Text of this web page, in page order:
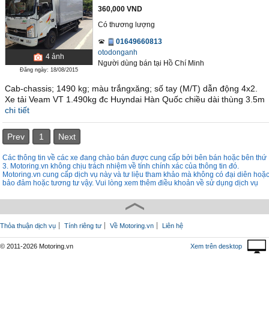
4 ảnh
Đăng ngày: 18/08/2015
360,000 VND
Có thương lượng
01649660813
otodonganh
Người dùng bán tại Hồ Chí Minh
Cab-chassis; 1490 kg; màu trắngxăng; số tay (M/T) dẫn động 4x2.
Xe tải Veam VT 1.490kg đc Huyndai Hàn Quốc chiều dài thùng 3.5m
chi tiết
Prev 1 Next
Các thông tin về các xe đang chào bán được cung cấp bởi bên bán hoặc bên thứ
3. Motoring.vn không chịu trách nhiệm về tính chính xác của thông tin đó.
Motoring.vn cung cấp dịch vụ này và tư liệu tham khảo mà không có đại diên hoặc
bảo đảm hoặc tương tư vậy. Vui lòng xem thêm điều khoản về sử dụng dịch vụ
Thỏa thuận dịch vụ Tính riêng tư Về Motoring.vn Liên hệ
© 2011-2026 Motoring.vn Xem trên desktop